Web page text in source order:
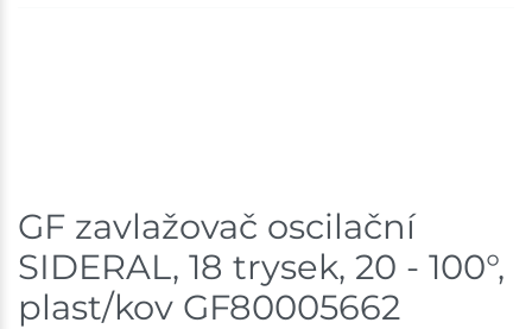
Mohelnice
Skladem na prodejně - doručení do 7 dnů
GF zavlažovač oscilační
SIDERAL, 18 trysek, 20 - 100°,
plast/kov GF80005662